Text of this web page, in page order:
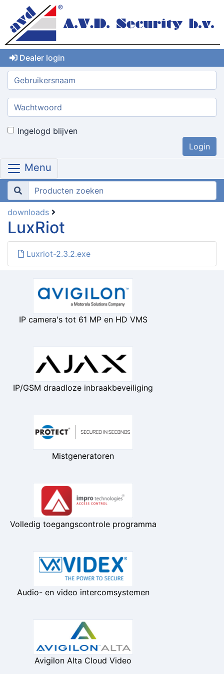
Dealer login
Gebruikersnaam:
Wachtwoord:
Ingelogd blijven
Menu
downloads
LuxRiot
Luxriot-2.3.2.exe
IP camera's tot 61 MP en HD VMS
IP/GSM draadloze inbraakbeveiliging
Mistgeneratoren
Volledig toegangscontrole programma
Audio- en video intercomsystemen
Avigilon Alta Cloud Video